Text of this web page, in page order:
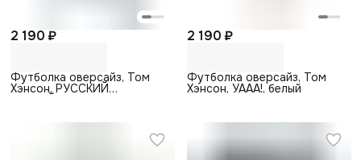
2 190 ₽
Футболка оверсайз, Том
Хэнсон, РУССКИЙ
2 190 ₽
Футболка оверсайз, Том
Хэнсон, УААА!, белый